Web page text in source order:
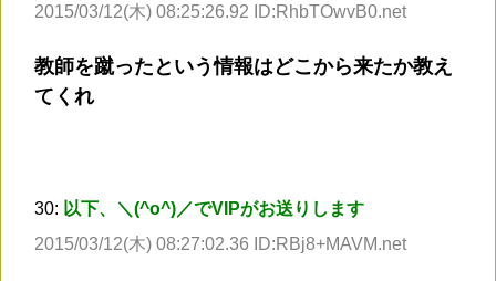
2015/03/12(木) 08:25:26.92 ID:RhbTOwvB0.net
教師を蹴ったという情報はどこから来たか教え
てくれ
30: 以下、＼(^o^)／でVIPがお送りします
2015/03/12(木) 08:27:02.36 ID:RBj8+MAVM.net